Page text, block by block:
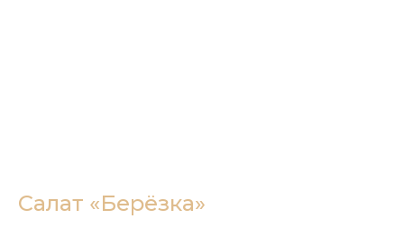
Салат «Берёзка»